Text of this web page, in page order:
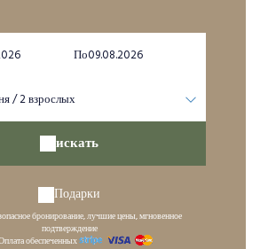
По
/2взрослых
искать
Подарки
бронирование, лучшие цены, мгновенное
подтверждение
обеспеченных